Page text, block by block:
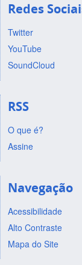
Redes
Twitter
YouTube
SoundCloud
RSS
O que é?
Assine
Navegação
Acessibilidade
Alto Contraste
Mapa do Site